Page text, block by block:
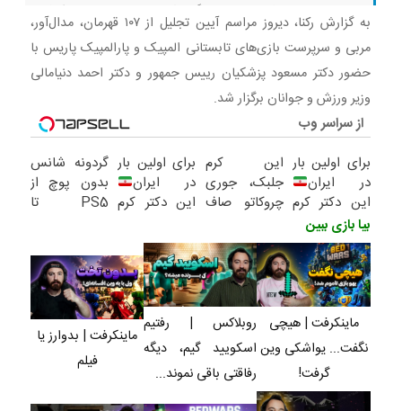
دنیامالی وزیر ورزش و جوانان برگزار شد. بیا بازی ببین ماینکرفت
| هیچی نگفت… یواشکی وین گرفت! روبلاکس | رفتیم اسکویید
گیم، دیگه رفاقتی باقی
به گزارش رکنا، دیروز مراسم آیین تجلیل از ۱۰۷ قهرمان، مدال‌آور،
مربی و سرپرست بازی‌های تابستانی المپیک و پارالمپیک پاریس با
حضور دکتر مسعود پزشکیان رییس جمهور و دکتر احمد دنیامالی
وزیر ورزش و جوانان برگزار شد.
از سراسر وب
برای اولین بار
در ایران
این دکتر کرم
ترمیم کننده
23 روزه
ساخت!
این کرم
جلبک، جوری
چروکاتو صاف
بوتاکس کردی!
(تخفیف ویژه)
برای اولین بار
در ایران
این دکتر کرم
23 روزه
ساخت!
گردونه شانس
بدون پوچ از
PS5 تا
بیا بازی ببین
ماینکرفت | هیچی
نگفت... یواشکی وین
گرفت!
روبلاکس | رفتیم
اسکویید گیم، دیگه
رفاقتی باقی نموند...
ماینکرفت | بدوارز یا
فیلم